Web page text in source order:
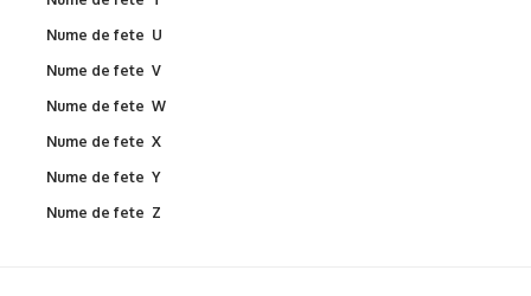
Nume de fete U
Nume de fete V
Nume de fete W
Nume de fete X
Nume de fete Y
Nume de fete Z